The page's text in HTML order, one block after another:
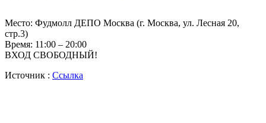
Место: Фудмолл ДЕПО Москва (г. Москва, ул. Лесная 20,
стр.3)
Время: 11:00 – 20:00
ВХОД СВОБОДНЫЙ!
Источник : Ссылка